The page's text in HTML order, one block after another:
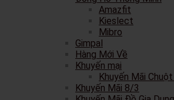
Amazfit
Kieslect
Mibro
Gimpal
Hàng Mới Về
Khuyến mại
Khuyến Mãi
Khuyến Mãi 8/3